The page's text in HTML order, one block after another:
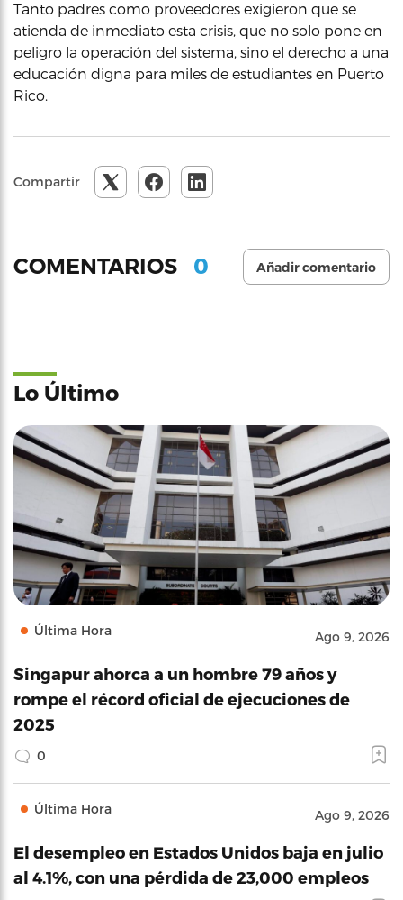
Tanto padres como proveedores exigieron que se
atienda de inmediato esta crisis, que no solo pone en
peligro la operación del sistema, sino el derecho a una
educación digna para miles de estudiantes en Puerto
Rico.
Compartir
COMENTARIOS 0 Añadir comentario
Lo Último
Última Hora Ago 9, 2026
Singapur ahorca a un hombre 79 años y
rompe el récord oficial de ejecuciones de
2025
0
Última Hora Ago 9, 2026
El desempleo en Estados Unidos baja en julio
al 4.1%, con una pérdida de 23,000 empleos